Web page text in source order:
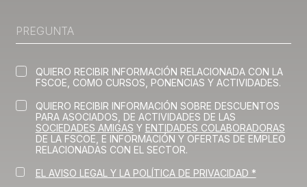
QUIERO RECIBIR INFORMACIÓN RELACIONADA CON LA
FSCOE, COMO CURSOS, PONENCIAS Y ACTIVIDADES.
QUIERO RECIBIR INFORMACIÓN SOBRE DESCUENTOS
PARA ASOCIADOS, DE ACTIVIDADES DE LAS
SOCIEDADES AMIGAS Y ENTIDADES COLABORADORAS
DE LA FSCOE, E INFORMACIÓN Y OFERTAS DE EMPLEO
RELACIONADAS CON EL SECTOR.
EL AVISO LEGAL Y LA POLÍTICA DE PRIVACIDAD *